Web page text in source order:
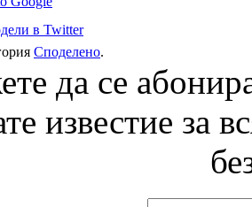
в Twitter
Спoделено.
да се
известие за